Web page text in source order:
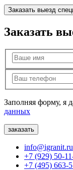
Заказать выезд
Заказать
Заполняя форму, я
данных
info@igranit.ru
+7 (929) 50-
+7 (495) 663-